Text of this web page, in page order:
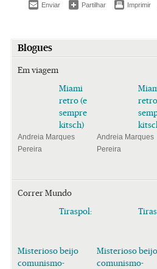
Enviar Partilhar Imprimir
Blogues
Em viagem
Miami
retro (e
sempre
kitsch)
Andreia Marques
Pereira
Andreia Marques
Pereira
Correr Mundo
Tiraspol:
Misterioso beijo
comunismo-
Misterioso beijo
comunismo-